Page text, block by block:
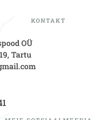
KONTAKT
OÜ
Tartu